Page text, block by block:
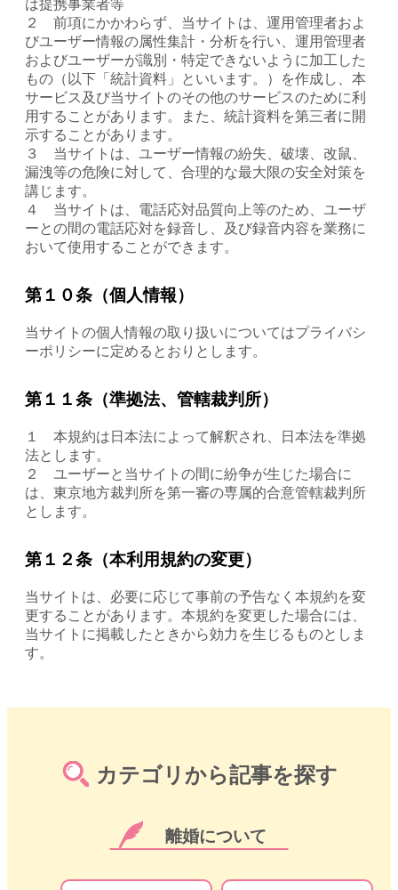
は提携事業者等
２ 前項にかかわらず、当サイトは、運用管理者およ
びユーザー情報の属性集計・分析を行い、運用管理者
およびユーザーが識別・特定できないように加工した
もの（以下「統計資料」といいます。）を作成し、本
サービス及び当サイトのその他のサービスのために利
用することがあります。また、統計資料を第三者に開
示することがあります。
３ 当サイトは、ユーザー情報の紛失、破壊、改鼠、
漏洩等の危険に対して、合理的な最大限の安全対策を
講じます。
４ 当サイトは、電話応対品質向上等のため、ユーザ
ーとの間の電話応対を録音し、及び録音内容を業務に
おいて使用することができます。
第１０条（個人情報）
当サイトの個人情報の取り扱いについてはプライバシ
ーポリシーに定めるとおりとします。
第１１条（準拠法、管轄裁判所）
１ 本規約は日本法によって解釈され、日本法を準拠
法とします。
２ ユーザーと当サイトの間に紛争が生じた場合に
は、東京地方裁判所を第一審の専属的合意管轄裁判所
とします。
第１２条（本利用規約の変更）
当サイトは、必要に応じて事前の予告なく本規約を変
更することがあります。本規約を変更した場合には、
当サイトに掲載したときから効力を生じるものとしま
す。
カテゴリから記事を探す
離婚について